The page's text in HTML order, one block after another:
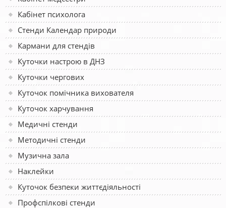
Кабінет психолога
Стенди Календар природи
Кармани для стендів
Куточки настрою в ДНЗ
Куточки чергових
Куточок помічника вихователя
Куточок харчування
Медичні стенди
Методичні стенди
Музична зала
Наклейки
Куточок безпеки життєдіяльності
Профспілкові стенди